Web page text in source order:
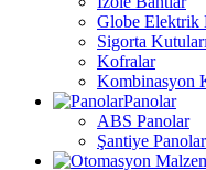
Globe Elektrik
Sigorta Kutuları
Kofralar
Kombinasyon
Panolar
ABS Panolar
Şantiye